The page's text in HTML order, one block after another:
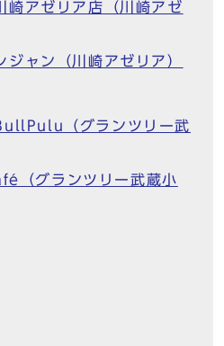
崎アゼリア店（川崎アゼ
ジャン（川崎アゼリア）
（グランツリー武
グランツリー武蔵小